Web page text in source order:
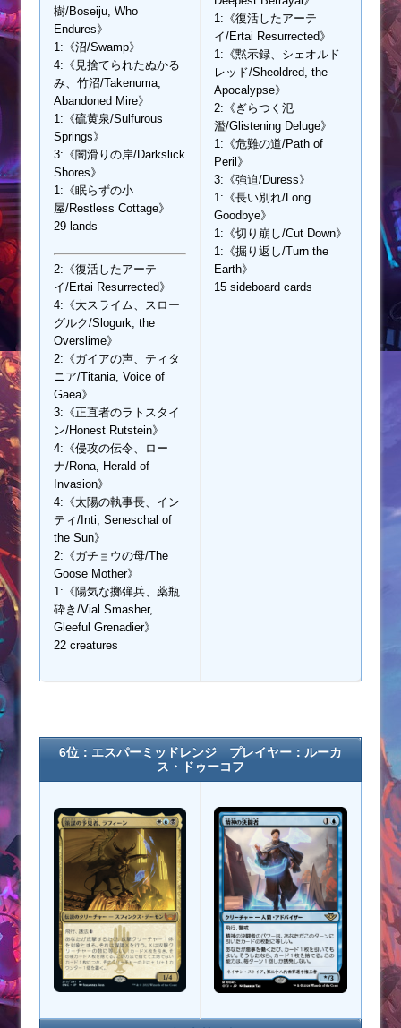
樹/Boseiju, Who
Endures》
1:《沼/Swamp》
4:《見捨てられたぬかる
み、竹沼/Takenuma,
Abandoned Mire》
1:《硫黄泉/Sulfurous
Springs》
3:《闇滑りの岸/Darkslick
Shores》
1:《眠らずの小
屋/Restless Cottage》
29 lands
2:《復活したアーテ
イ/Ertai Resurrected》
4:《大スライム、スロー
グルク/Slogurk, the
Overslime》
2:《ガイアの声、ティタ
ニア/Titania, Voice of
Gaea》
3:《正直者のラトスタイ
ン/Honest Rutstein》
4:《侵攻の伝令、ロー
ナ/Rona, Herald of
Invasion》
4:《太陽の執事長、イン
ティ/Inti, Seneschal of
the Sun》
2:《ガチョウの母/The
Goose Mother》
1:《陽気な擲弾兵、薬瓶
砕き/Vial Smasher,
Gleeful Grenadier》
22 creatures
1:《復活したアーテ
イ/Ertai Resurrected》
1:《黙示録、シェオルド
レッド/Sheoldred, the
Apocalypse》
2:《ぎらつく氾
濫/Glistening Deluge》
1:《危難の道/Path of
Peril》
3:《強迫/Duress》
1:《長い別れ/Long
Goodbye》
1:《切り崩し/Cut Down》
1:《掘り返し/Turn the
Earth》
15 sideboard cards
6位：エスパーミッドレンジ プレイヤー： ルーカ
ス・ドゥーコフ